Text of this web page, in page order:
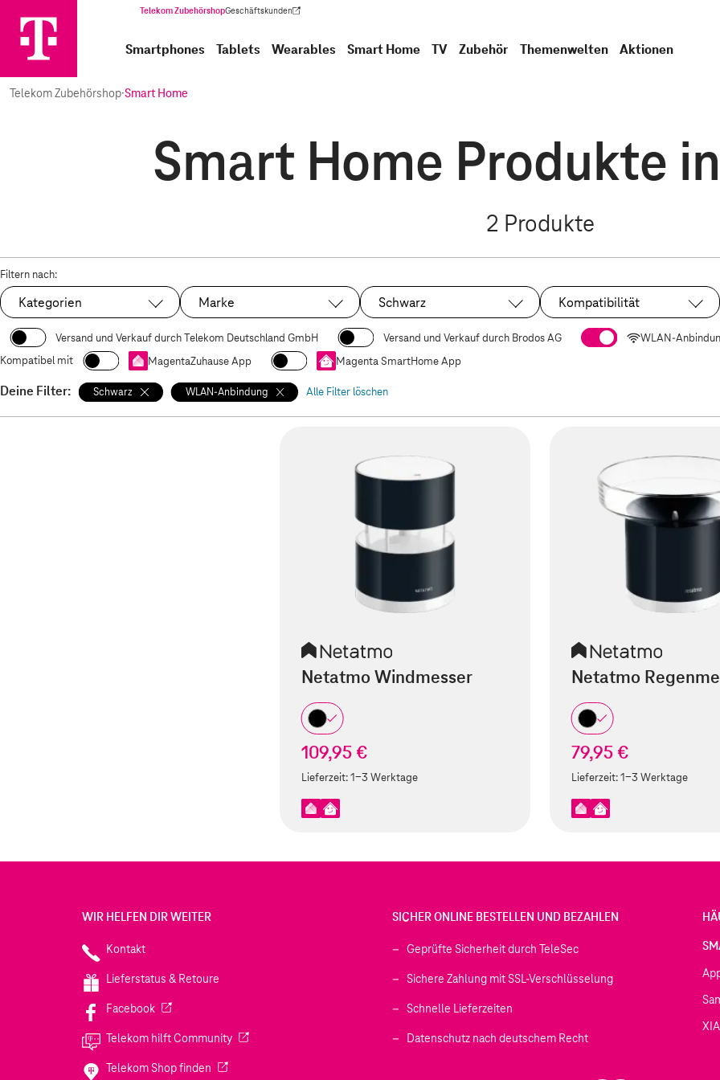
Telekom ZubehörshopGeschäftskunden
(Wird in einem neuen Tab geöffnet)
Smartphones Tablets Wearables Smart Home TV Zubehör Themenwelten Aktionen
Telekom Zubehörshop·Smart Home
Smart Home Produkte
2 Produkte
Filtern nach:
Kategorien Marke Ausgewählt:
Schwarz Kompatibilität
Versand und Verkauf durch Telekom Deutschland GmbH Versand und Verkauf durch Brodos AG
WLAN-
Kompatibel mit
MagentaZuhause App Magenta SmartHome App
Deine Filter: Schwarz WLAN-Anbindung Alle Filter löschen
Netatmo Windmesser
109,95 €
Lieferzeit:1-3 Werktage
Netatmo
79,95 €
Lieferzeit:1-3 Werktage
WIR HELFEN DIR WEITER
Kontakt
Lieferstatus & Retoure
Facebook(Wird in einem neuen Tab geöffnet)
Telekom hilft Community(Wird in einem neuen Tab geöffnet)
Telekom Shop finden (Wird in einem neuen Tab geöffnet)
SICHER ONLINE BESTELLEN UND BEZAHLEN
Geprüfte Sicherheit durch TeleSec
Sichere Zahlung mit SSL-Verschlüsselung
Schnelle Lieferzeiten
Datenschutz nach deutschem Recht